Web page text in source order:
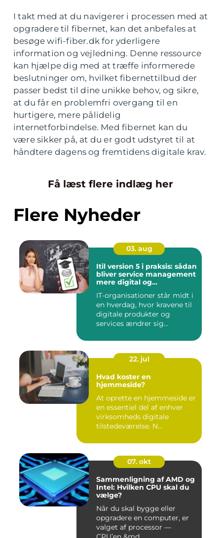
I takt med at du navigerer i processen med at
opgradere til fibernet, kan det anbefales at
besøge wifi-fiber.dk for yderligere
information og vejledning. Denne ressource
kan hjælpe dig med at træffe informerede
beslutninger om, hvilket fibernettilbud der
passer bedst til dine unikke behov, og sikre,
at du får en problemfri overgang til en
hurtigere, mere pålidelig
internetforbindelse. Med fibernet kan du
være sikker på, at du er godt udstyret til at
håndtere dagens og fremtidens digitale krav.
Få læst flere indlæg her
Flere Nyheder
03. aug
Itil version 5 i praksis: sådan
bliver service management
mere digital og
IT-organisationer står midt i
en hverdag, hvor kravene til
digitale produkter og
services ændrer sig...
22. jul
Hvad koster en
hjemmeside?
At oprette en hjemmeside er
en essentiel del af enhver
virksomheds digitale
tilstedeværelse. N...
07. okt
Sammenligning af AMD og
Intel: Hvilken CPU skal du
vælge?
Når du skal bygge eller
opgradere en computer, er
valget af processor —